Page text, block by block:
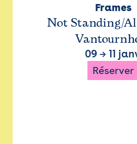
Frames
Not Standing/
09→ 11
Réserver